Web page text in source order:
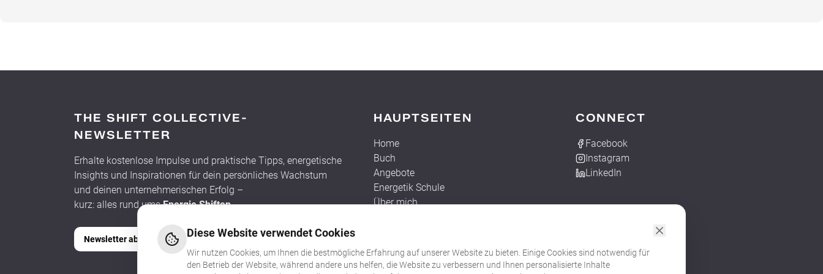
THE SHIFT COLLECTIVE-
NEWSLETTER
Erhalte kostenlose Impulse und praktische Tipps, energetische
Insights und Inspirationen für dein persönliches Wachstum
und deinen unternehmerischen Erfolg –
kurz: alles rund umsEnergie Shiften.
Newsletter abonnieren
HAUPTSEITEN
Home
Buch
Angebote
Energetik Schule
Über mich
CONNECT
Facebook
Instagram
LinkedIn
Diese Website verwendet Cookies
Wir nutzen Cookies, um Ihnen die bestmögliche Erfahrung auf unserer Website zu bieten. Einige Cookies sind notwendig für
den Betrieb der Website, während andere uns helfen, die Website zu verbessern und Ihnen personalisierte Inhalte